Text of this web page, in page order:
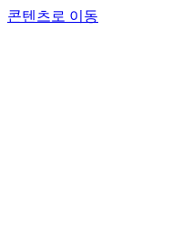
콘텐츠로 이동